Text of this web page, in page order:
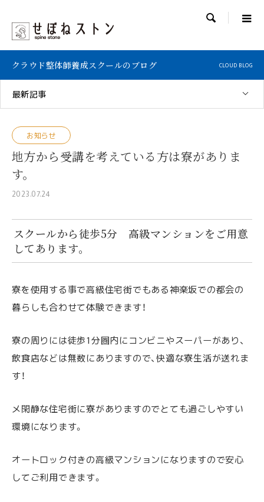

クラウド整体師養成スクールのブログ CLOUD BLOG
最新記事
お知らせ
地方から受講を考えている方は寮がありま
す。
2023.07.24
スクールから徒歩5分 高級マンションをご用意
してあります。
寮を使用する事で高級住宅街でもある神楽坂での都会の
暮らしも合わせて体験できます！
寮の周りには徒歩1分圏内にコンビニやスーパーがあり、
飲食店などは無数にありますので、快適な寮生活が送れま
す！
メ閑静な住宅街に寮がありますのでとても過ごしやすい
環境になります。
オートロック付きの高級マンションになりますので安心
してご利用できます。